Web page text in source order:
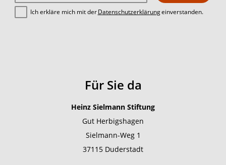
Ich erkläre mich mit derDatenschutzerklärungeinverstanden.
Für Sie da
Heinz Sielmann Stiftung
Gut Herbigshagen
Sielmann-Weg 1
37115 Duderstadt